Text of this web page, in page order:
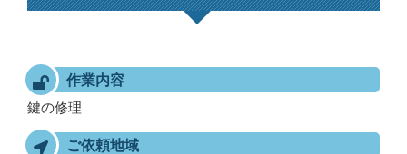
作業内容
鍵の修理
ご依頼地域